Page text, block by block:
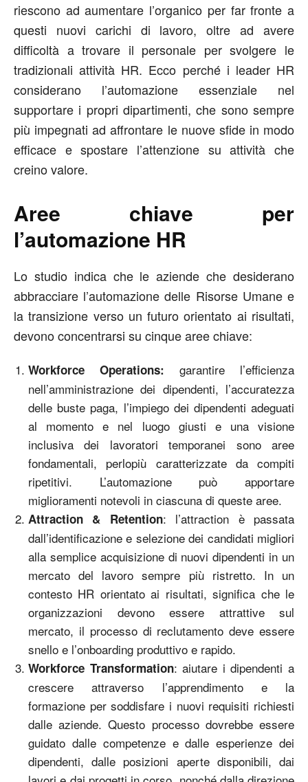
riescono ad aumentare l’organico per far fronte a
questi nuovi carichi di lavoro, oltre ad avere
difficoltà a trovare il personale per svolgere le
tradizionali attività HR. Ecco perché i leader HR
considerano l’automazione essenziale nel
supportare i propri dipartimenti, che sono sempre
più impegnati ad affrontare le nuove sfide in modo
efficace e spostare l’attenzione su attività che
creino valore.
Aree chiave per
l’automazione HR
Lo studio indica che le aziende che desiderano
abbracciare l’automazione delle Risorse Umane e
la transizione verso un futuro orientato ai risultati,
devono concentrarsi su cinque aree chiave:
Workforce Operations: garantire l’efficienza
nell’amministrazione dei dipendenti, l’accuratezza
delle buste paga, l’impiego dei dipendenti adeguati
al momento e nel luogo giusti e una visione
inclusiva dei lavoratori temporanei sono aree
fondamentali, perlopiù caratterizzate da compiti
ripetitivi. L’automazione può apportare
miglioramenti notevoli in ciascuna di queste aree.
Attraction & Retention: l’attraction è passata
dall’identificazione e selezione dei candidati migliori
alla semplice acquisizione di nuovi dipendenti in un
mercato del lavoro sempre più ristretto. In un
contesto HR orientato ai risultati, significa che le
organizzazioni devono essere attrattive sul
mercato, il processo di reclutamento deve essere
snello e l’onboarding produttivo e rapido.
Workforce Transformation: aiutare i dipendenti a
crescere attraverso l’apprendimento e la
formazione per soddisfare i nuovi requisiti richiesti
dalle aziende. Questo processo dovrebbe essere
guidato dalle competenze e dalle esperienze dei
dipendenti, dalle posizioni aperte disponibili, dai